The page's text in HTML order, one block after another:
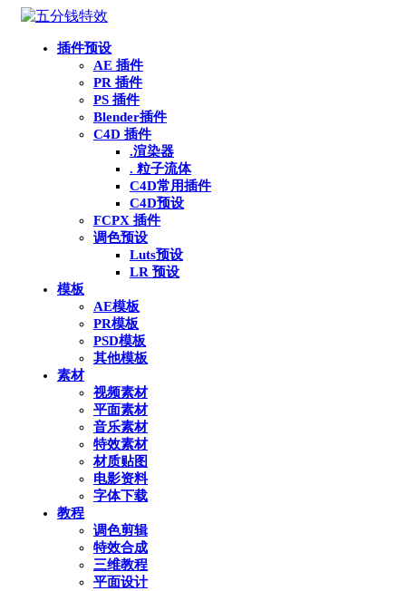
插件预设
AE 插件
PR 插件
PS 插件
Blender插件
C4D 插件
.渲染器
. 粒子流体
C4D常用插件
C4D预设
FCPX 插件
调色预设
Luts预设
LR 预设
模板
AE模板
PR模板
PSD模板
其他模板
素材
视频素材
平面素材
音乐素材
特效素材
材质贴图
电影资料
字体下载
教程
调色剪辑
特效合成
三维教程
平面设计